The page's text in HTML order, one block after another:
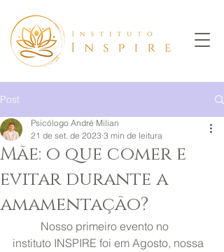
Post
Mãe: o que comer e
evitar durante a
amamentação?
Psicólogo André Milian
21 de set. de 2023 3 min de leitura
instituto INSPIRE foi em Agosto, nossa